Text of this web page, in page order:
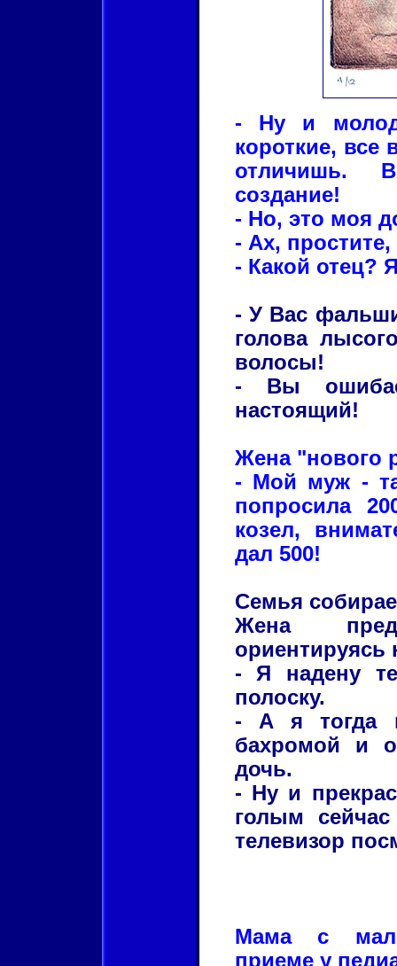
- Ну и
короткие, все
отличишь.
создание!
- Но, это моя
- Ах,
- Какой отец?
- У Вас
голова
волосы!
- Вы
настоящий!
Жена "нового
- Мой муж -
попросила
козел,
дал 500!
Семья
Жена
ориентируясь
- Я надену
полоску.
- А я тогда
бахромой и
дочь.
- Ну и
голым
телевизор
Мама с
приеме у